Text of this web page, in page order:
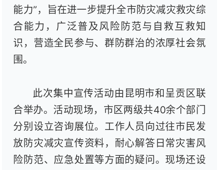
能力”，旨在进一步提升全市防灾减灾救灾综
合能力，广泛普及风险防范与自救互救知
识，营造全民参与、群防群治的浓厚社会氛
围。
此次集中宣传活动由昆明市和呈贡区联
合举办。活动现场，市区两级共40余个部门
分别设立咨询展位。工作人员向过往市民发
放防灾减灾宣传资料，耐心解答日常灾害风
险防范、应急处置等方面的疑问。现场还设